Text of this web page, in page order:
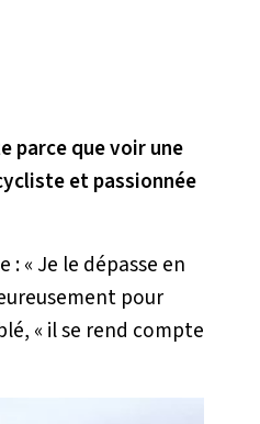
parce que voir une
et passionnée
:« Je le dépasse en
pour
« il se rend compte